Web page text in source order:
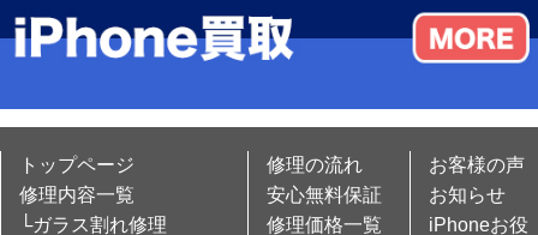
トップページ
修理内容一覧
└ガラス割れ修理
修理の流れ
安心無料保証
修理価格一覧
お客様の声
お知らせ
iPhoneお役